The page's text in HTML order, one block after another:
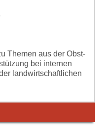
Themen aus der Obst-
bei internen
landwirtschaftlichen